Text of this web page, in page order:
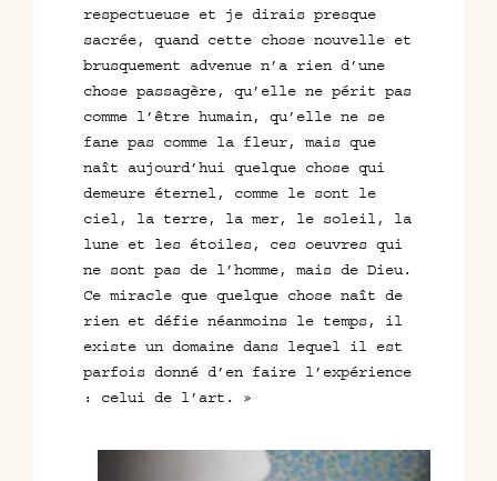
respectueuse et je dirais presque
sacrée, quand cette chose nouvelle et
brusquement advenue n’a rien d’une
chose passagère, qu’elle ne périt pas
comme l’être humain, qu’elle ne se
fane pas comme la fleur, mais que
naît aujourd’hui quelque chose qui
demeure éternel, comme le sont le
ciel, la terre, la mer, le soleil, la
lune et les étoiles, ces oeuvres qui
ne sont pas de l’homme, mais de Dieu.
Ce miracle que quelque chose naît de
rien et défie néanmoins le temps, il
existe un domaine dans lequel il est
parfois donné d’en faire l’expérience
: celui de l’art. »